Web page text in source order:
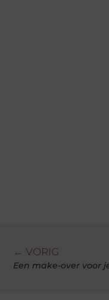
← VORIG
Een make-over voor